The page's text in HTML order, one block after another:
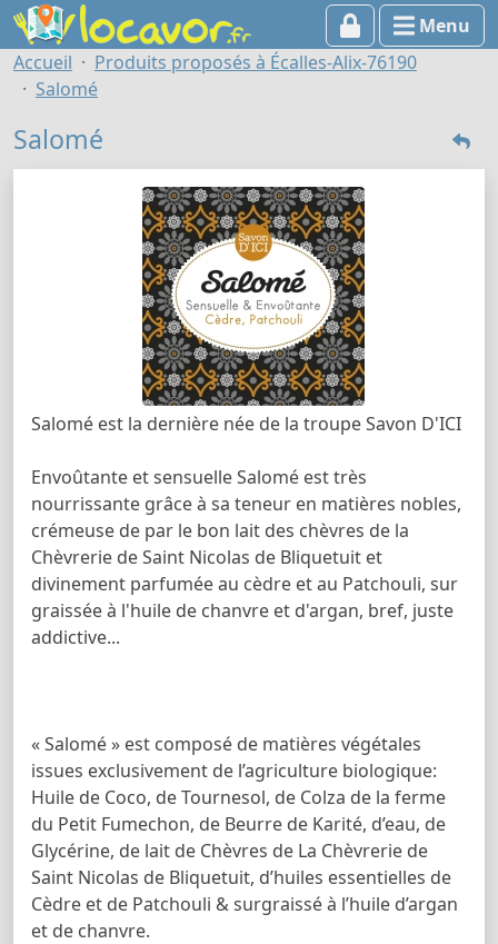
Menu
Accueil
Produits proposés à Écalles-Alix-76190
Salomé
Salomé
Salomé est la dernière née de la troupe Savon D'ICI
Envoûtante et sensuelle Salomé est très
nourrissante grâce à sa teneur en matières nobles,
crémeuse de par le bon lait des chèvres de la
Chèvrerie de Saint Nicolas de Bliquetuit et
divinement parfumée au cèdre et au Patchouli, sur
graissée à l'huile de chanvre et d'argan, bref, juste
addictive...
« Salomé » est composé de matières végétales
issues exclusivement de l’agriculture biologique:
Huile de Coco, de Tournesol, de Colza de la ferme
du Petit Fumechon, de Beurre de Karité, d’eau, de
Glycérine, de lait de Chèvres de La Chèvrerie de
Saint Nicolas de Bliquetuit, d’huiles essentielles de
Cèdre et de Patchouli & surgraissé à l’huile d’argan
et de chanvre.